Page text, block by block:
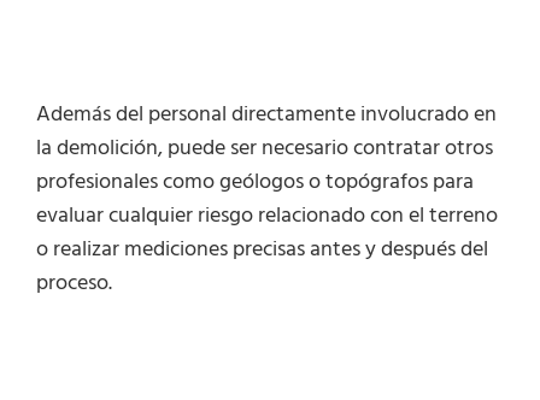
Además del personal directamente involucrado en
la demolición, puede ser necesario contratar otros
profesionales como geólogos o topógrafos para
evaluar cualquier riesgo relacionado con el terreno
o realizar mediciones precisas antes y después del
proceso.